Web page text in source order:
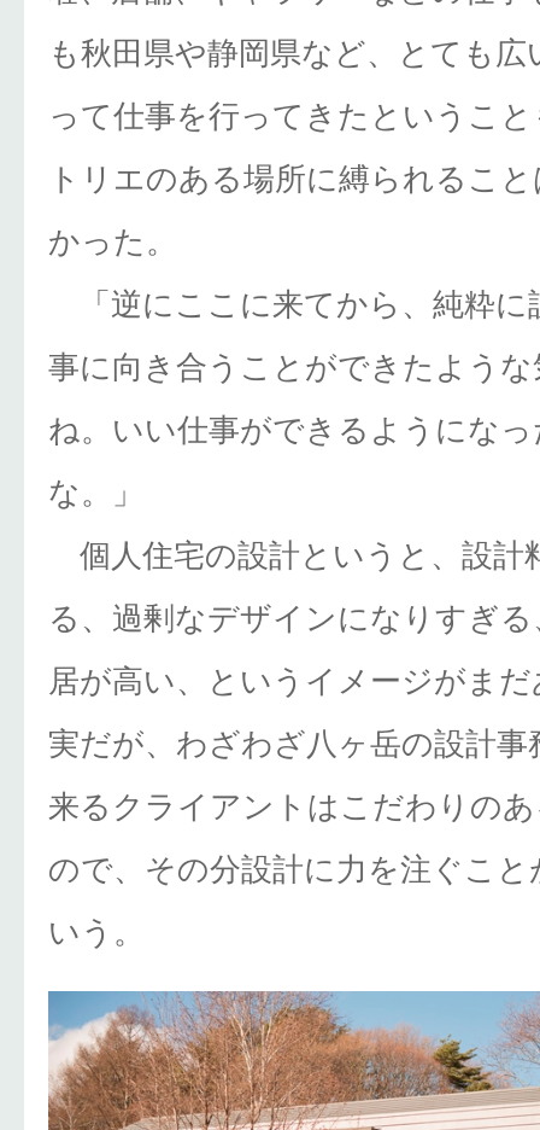
も秋田県や静岡県など、とても
って仕事を行ってきたというこ
トリエのある場所に縛られるこ
かった。
「逆にここに来てから、純粋に
事に向き合うことができたよう
ね。いい仕事ができるようにな
な。」
個人住宅の設計というと、設計
る、過剰なデザインになりすぎ
居が高い、というイメージがま
実だが、わざわざ八ヶ岳の設計事
来るクライアントはこだわりの
ので、その分設計に力を注ぐこ
いう。